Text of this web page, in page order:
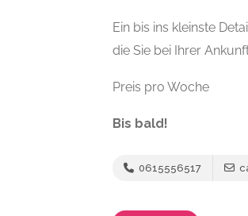
Ein bis ins kleinste
die Sie bei Ihrer
Preis pro Woche
Bis bald!
0615556517